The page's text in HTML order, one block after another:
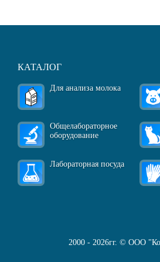
КАТАЛОГ
Для анализа молока
Общелабораторное
оборудование
Лабораторная посуда
2000 - 2026гг. © ООО